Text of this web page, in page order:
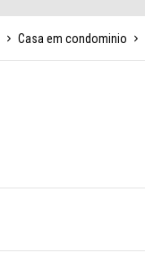
Casa em condominio